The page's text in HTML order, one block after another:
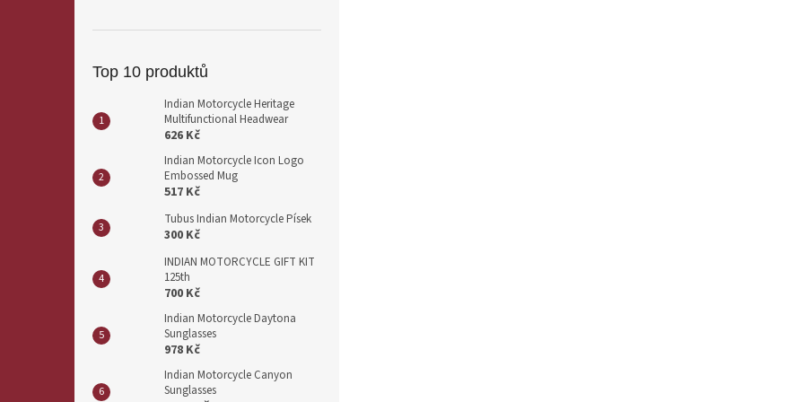
Top 10 produktů
Indian Motorcycle Heritage
Multifunctional Headwear
626 Kč
Indian Motorcycle Icon Logo
Embossed Mug
517 Kč
Tubus Indian Motorcycle Písek
300 Kč
INDIAN MOTORCYCLE GIFT KIT
125th
700 Kč
Indian Motorcycle Daytona
Sunglasses
978 Kč
Indian Motorcycle Canyon
Sunglasses